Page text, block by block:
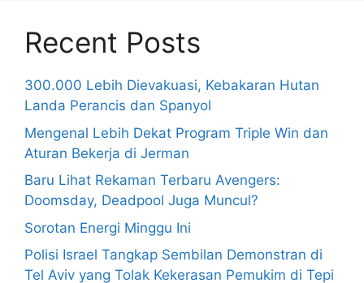
Recent Posts
300.000 Lebih Dievakuasi, Kebakaran Hutan
Landa Perancis dan Spanyol
Mengenal Lebih Dekat Program Triple Win dan
Aturan Bekerja di Jerman
Baru Lihat Rekaman Terbaru Avengers:
Doomsday, Deadpool Juga Muncul?
Sorotan Energi Minggu Ini
Polisi Israel Tangkap Sembilan Demonstran di
Tel Aviv yang Tolak Kekerasan Pemukim di Tepi